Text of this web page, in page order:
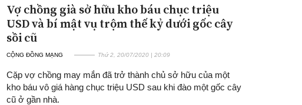
Vợ chồng già sở hữu kho báu chục triệu
USD và bí mật vụ trộm thế kỷ dưới gốc cây
sồi cũ
CỘNG ĐỒNG MẠNG Thứ 2, 20/07/2020 | 20:09
Cặp vợ chồng may mắn đã trở thành chủ sở hữu của một
kho báu vô giá hàng chục triệu USD sau khi đào một gốc cây
cũ ở gần nhà.